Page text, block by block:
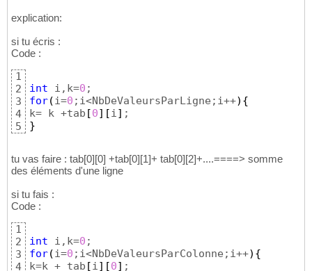
explication:
si tu écris :
Code :
1
2
3
4
5
int i,k=0
for(i=0 ;i<NbDeValeursParLigne;i++) {
k= k +tab [0] [i]
}
tu vas faire : tab[0][0] +tab[0][1]+ tab[0][2]+....====> somme
des éléments d'une ligne
si tu fais :
Code :
1
2
3
4
int i,k=0
for(i=0 ;i<NbDeValeursParColonne;i++) {
k=k + tab [i] [0] ;